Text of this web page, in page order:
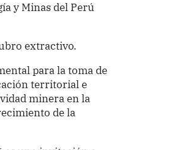
y Minas del Perú
extractivo.
para la toma de
territorial e
minera en la
de la